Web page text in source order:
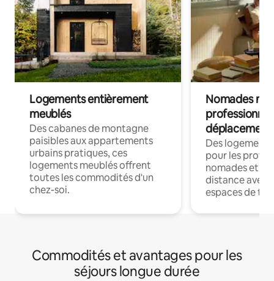
Logements entièrement
meublés
Des cabanes de montagne
paisibles aux appartements
urbains pratiques, ces
logements meublés offrent
toutes les commodités d'un
chez-soi.
Nomades
déplacement
Des
pour les
nomades et
distance avec
espaces de
Commodités et avantages pour les
séjours longue durée